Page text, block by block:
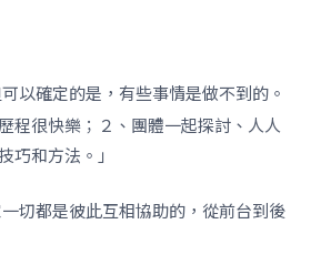
以確定的是，有些事情是做不到的。
程很快樂；２、團體一起探討、人人
和方法。」
切都是彼此互相協助的，從前台到後